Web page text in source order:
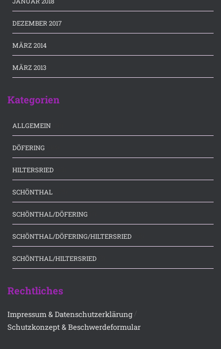
DEZEMBER 2017
MÄRZ 2014
MÄRZ 2013
Kategorien
ALLGEMEIN
DÖFERING
HILTERSRIED
SCHÖNTHAL
SCHÖNTHAL/DÖFERING
SCHÖNTHAL/DÖFERING/HILTERSRIED
SCHÖNTHAL/HILTERSRIED
Rechtliches
Impressum & Datenschutzerklärung/
Schutzkonzept & Beschwerdeformular